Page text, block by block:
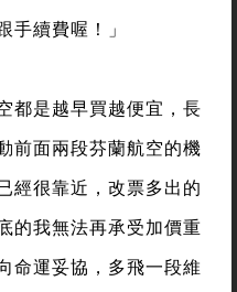
手續費喔！」
都是越早買越便宜，長
前面兩段芬蘭航空的機
經很靠近，改票多出的
的我無法再承受加價重
命運妥協，多飛一段維